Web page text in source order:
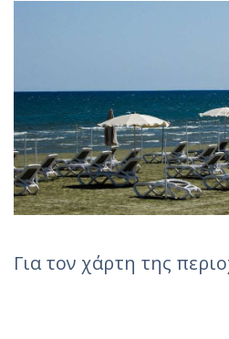
Για τον χάρτη της